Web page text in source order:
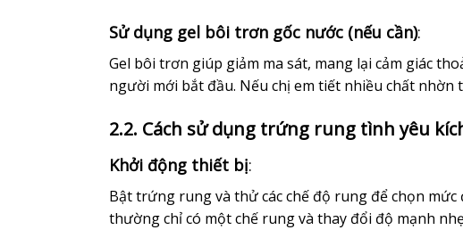
Sử dụng gel bôi trơn gốc nước (nếu cần):
Gel bôi trơn giúp giảm ma sát, mang lại cảm giác
người mới bắt đầu. Nếu chị em tiết nhiều chất nhờn
2.2. Cách sử dụng trứng rung tình yêu
Khởi động thiết bị:
Bật trứng rung và thử các chế độ rung để chọn
thường chỉ có một chế rung và thay đổi độ mạnh